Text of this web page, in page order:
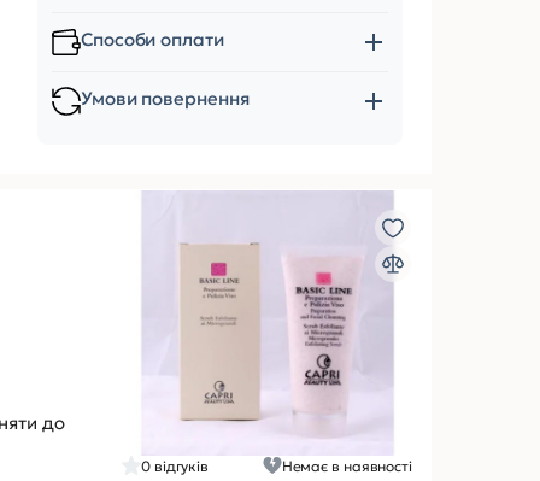
Способи оплати
Умови повернення
до
0 відгуків
Немає в наявності